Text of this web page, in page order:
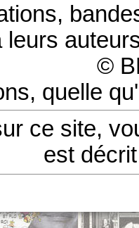
leurs
©
quelle
ce site,
est